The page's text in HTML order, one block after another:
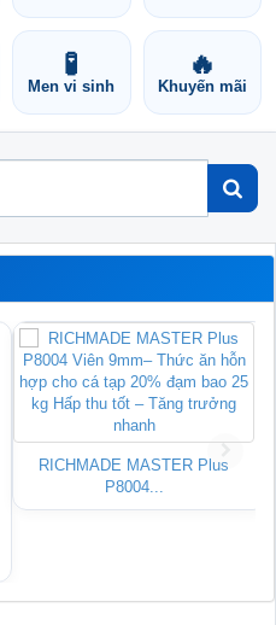
🧪
Men vi sinh
🔥
Khuyến mãi
RICHMADE MASTER Plus
P8004...